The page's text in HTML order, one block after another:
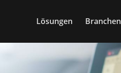
Lösungen Branchen